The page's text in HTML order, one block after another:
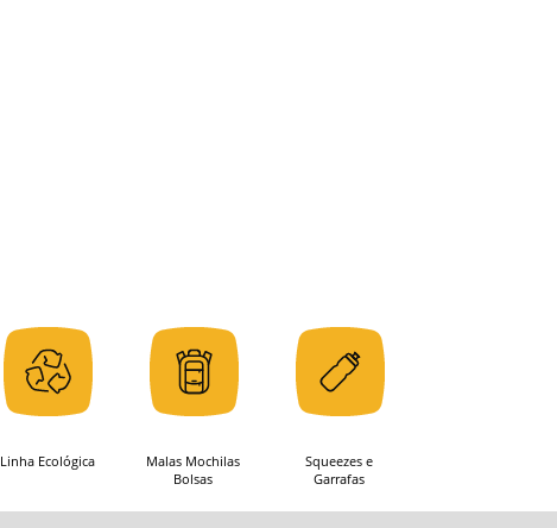
Linha Ecológica
Malas Mochilas
Bolsas
Squeezes e
Garrafas